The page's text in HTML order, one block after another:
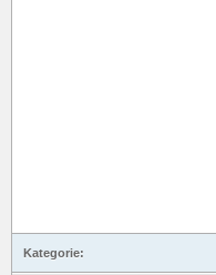
Kategorie: